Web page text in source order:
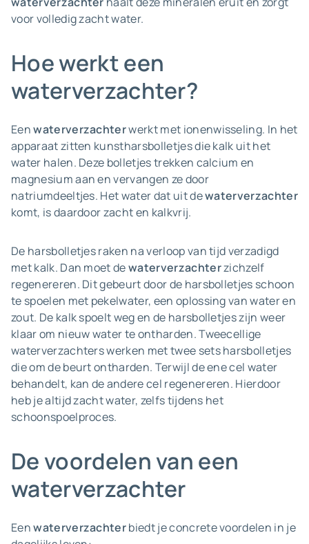
voor volledig zacht water.
Hoe werkt een
waterverzachter?
Eenwaterverzachterwerkt met ionenwisseling. In het
apparaat zitten kunstharsbolletjes die kalk uit het
water halen. Deze bolletjes trekken calcium en
magnesium aan en vervangen ze door
natriumdeeltjes. Het water dat uit dewaterverzachter
komt, is daardoor zacht en kalkvrij.
De harsbolletjes raken na verloop van tijd verzadigd
met kalk. Dan moet dewaterverzachterzichzelf
regenereren. Dit gebeurt door de harsbolletjes schoon
te spoelen met pekelwater, een oplossing van water en
zout. De kalk spoelt weg en de harsbolletjes zijn weer
klaar om nieuw water te ontharden. Tweecellige
waterverzachters werken met twee sets harsbolletjes
die om de beurt ontharden. Terwijl de ene cel water
behandelt, kan de andere cel regenereren. Hierdoor
heb je altijd zacht water, zelfs tijdens het
schoonspoelproces.
De voordelen van een
waterverzachter
Eenwaterverzachterbiedt je concrete voordelen in je